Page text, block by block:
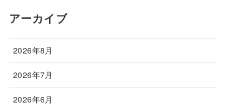
アーカイブ
2026年8月
2026年7月
2026年6月